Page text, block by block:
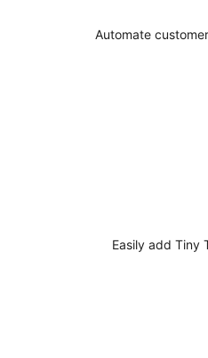
Automate
Easily add Tiny